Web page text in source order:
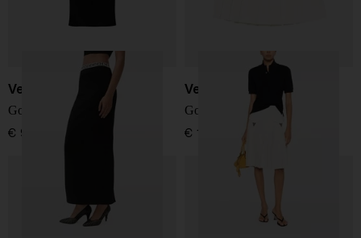
Versace
Gonna lunga
€ 980,00
Versace
Gonna midi in lana
€ 1.700,00